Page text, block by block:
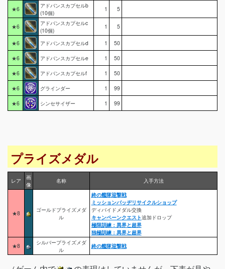
★6
アドバンスカプセルb
(10個)
1 5
★6
アドバンスカプセルc
(10個)
1 5
★6 アドバンスカプセルd 1
50
★6
アドバンスカプセルe 1
50
★6
アドバンスカプセルf 1
50
★6
グラインダー 1
99
★6
シンセサイザー 1 99
プライズメダル
レア
画
像
名称 入手方法
★8
ゴールドプライズメダ
ル
終の艦隊迎撃戦
ミッションバッヂリサイクルショップ
ディバイドメダル交換
キャンペーンクエスト追加ドロップ
極限訓練：異界と超界
独極訓練：異界と超界
★8
シルバープライズメダ
ル
終の艦隊迎撃戦